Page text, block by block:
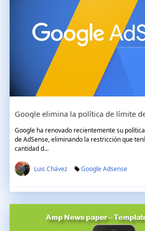
Google ha renovado recientemente su
de AdSense, eliminando la restricción que
cantidad d...
Luis Chávez Google Adsense